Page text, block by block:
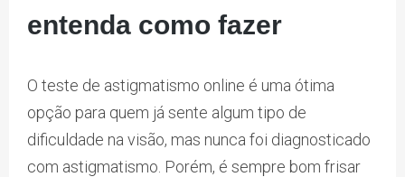
entenda como fazer
O teste de astigmatismo online é uma ótima
opção para quem já sente algum tipo de
dificuldade na visão, mas nunca foi diagnosticado
com astigmatismo. Porém, é sempre bom frisar